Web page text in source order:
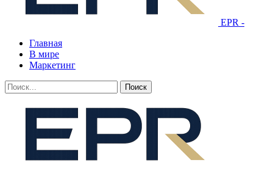
EPR -
Главная
В мире
Маркетинг